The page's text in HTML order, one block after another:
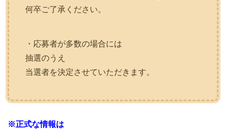
何卒ご了承ください。
・応募者が多数の場合には
抽選のうえ
当選者を決定させていただきます。
※正式な情報は